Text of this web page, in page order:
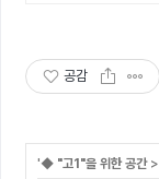
공감
'◆ "고1"을 위한 공간>